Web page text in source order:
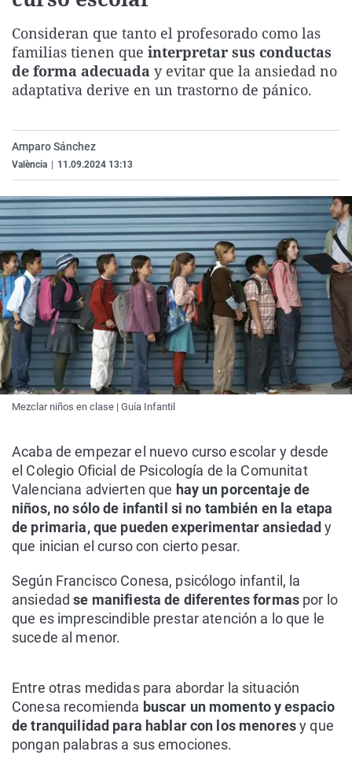
Gente viajera
Como el perro y el
Retornados
Equipo de
Operación Viuda
Galicia
La Rioja
Navarra
Televisión
Elecciones
Consideran que tanto el profesorado como las
familias tienen que interpretar sus conductas
de forma adecuada y evitar que la ansiedad no
adaptativa derive en un trastorno de pánico.
Amparo Sánchez
València 11.09.2024 13:13
Mezclar niños en clase | Guía Infantil
Acaba de empezar el nuevo curso escolar y desde
el Colegio Oficial de Psicología de la Comunitat
Valenciana advierten que hay un porcentaje de
niños, no sólo de infantil si no también en la etapa
de primaria, que pueden experimentar ansiedady
que inician el curso con cierto pesar.
Según Francisco Conesa, psicólogo infantil, la
ansiedadse manifiesta de diferentes formas por lo
que es imprescindible prestar atención a lo que le
sucede al menor.
Entre otras medidas para abordar la situación
Conesa recomienda buscar un momento y espacio
de tranquilidad para hablar con los menoresy que
pongan palabras a sus emociones.